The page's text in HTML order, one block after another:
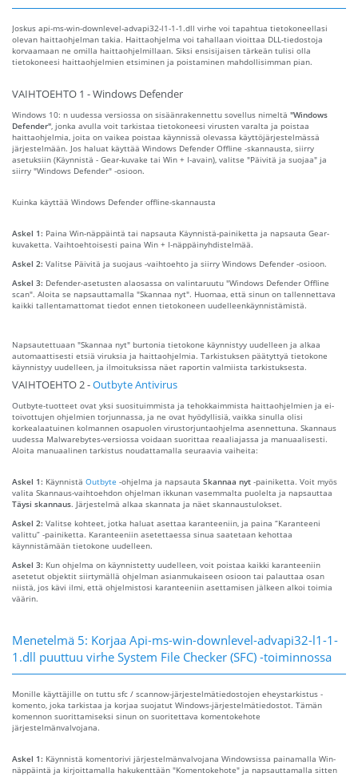
Joskus api-ms-win-downlevel-advapi32-l1-1-1.dll virhe voi tapahtua tietokoneellasi
olevan haittaohjelman takia. Haittaohjelma voi tahallaan vioittaa DLL-tiedostoja
korvaamaan ne omilla haittaohjelmillaan. Siksi ensisijaisen tärkeän tulisi olla
tietokoneesi haittaohjelmien etsiminen ja poistaminen mahdollisimman pian.
VAIHTOEHTO 1 - Windows Defender
Windows 10: n uudessa versiossa on sisäänrakennettu sovellus nimeltä "Windows
Defender" , jonka avulla voit tarkistaa tietokoneesi virusten varalta ja poistaa
haittaohjelmia, joita on vaikea poistaa käynnissä olevassa käyttöjärjestelmässä
järjestelmään. Jos haluat käyttää Windows Defender Offline -skannausta, siirry
asetuksiin (Käynnistä - Gear-kuvake tai Win + I-avain), valitse "Päivitä ja suojaa" ja
siirry "Windows Defender" -osioon.
Kuinka käyttää Windows Defender offline-skannausta
Askel 1: Paina Win-näppäintä tai napsauta Käynnistä-painiketta ja napsauta Gear-
kuvaketta. Vaihtoehtoisesti paina Win + I-näppäinyhdistelmää.
Askel 2: Valitse Päivitä ja suojaus -vaihtoehto ja siirry Windows Defender -osioon.
Askel 3: Defender-asetusten alaosassa on valintaruutu "Windows Defender Offline
scan". Aloita se napsauttamalla "Skannaa nyt". Huomaa, että sinun on tallennettava
kaikki tallentamattomat tiedot ennen tietokoneen uudelleenkäynnistämistä.
Napsautettuaan "Skannaa nyt" burtonia tietokone käynnistyy uudelleen ja alkaa
automaattisesti etsiä viruksia ja haittaohjelmia. Tarkistuksen päätyttyä tietokone
käynnistyy uudelleen, ja ilmoituksissa näet raportin valmiista tarkistuksesta.
VAIHTOEHTO 2 -Outbyte Antivirus
Outbyte-tuotteet ovat yksi suosituimmista ja tehokkaimmista haittaohjelmien ja ei-
toivottujen ohjelmien torjunnassa, ja ne ovat hyödyllisiä, vaikka sinulla olisi
korkealaatuinen kolmannen osapuolen virustorjuntaohjelma asennettuna. Skannaus
uudessa Malwarebytes-versiossa voidaan suorittaa reaaliajassa ja manuaalisesti.
Aloita manuaalinen tarkistus noudattamalla seuraavia vaiheita:
Askel 1: Käynnistä Outbyte -ohjelma ja napsauta Skannaa nyt -painiketta. Voit myös
valita Skannaus-vaihtoehdon ohjelman ikkunan vasemmalta puolelta ja napsauttaa
Täysi skannaus. Järjestelmä alkaa skannata ja näet skannaustulokset.
Askel 2: Valitse kohteet, jotka haluat asettaa karanteeniin, ja paina “Karanteeni
valittu” -painiketta. Karanteeniin asetettaessa sinua saatetaan kehottaa
käynnistämään tietokone uudelleen.
Askel 3: Kun ohjelma on käynnistetty uudelleen, voit poistaa kaikki karanteeniin
asetetut objektit siirtymällä ohjelman asianmukaiseen osioon tai palauttaa osan
niistä, jos kävi ilmi, että ohjelmistosi karanteeniin asettamisen jälkeen alkoi toimia
väärin.
Menetelmä 5: Korjaa Api-ms-win-downlevel-advapi32-l1-1-
1.dll puuttuu virhe System File Checker (SFC) -toiminnossa
Monille käyttäjille on tuttu sfc / scannow-järjestelmätiedostojen eheystarkistus -
komento, joka tarkistaa ja korjaa suojatut Windows-järjestelmätiedostot. Tämän
komennon suorittamiseksi sinun on suoritettava komentokehote
järjestelmänvalvojana.
Askel 1: Käynnistä komentorivi järjestelmänvalvojana Windowsissa painamalla Win-
näppäintä ja kirjoittamalla hakukenttään "Komentokehote" ja napsauttamalla sitten